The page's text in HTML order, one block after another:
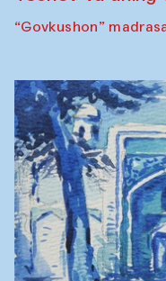
The Rising of
Toqi Sarafon —
Abru Bahor
Toshev va
“Govkushon”